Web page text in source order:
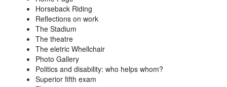
Horseback Riding
Reflections on work
The Stadium
The theatre
The eletric Whellchair
Photo Gallery
Politics and disability: who helps whom?
Superior fifth exam